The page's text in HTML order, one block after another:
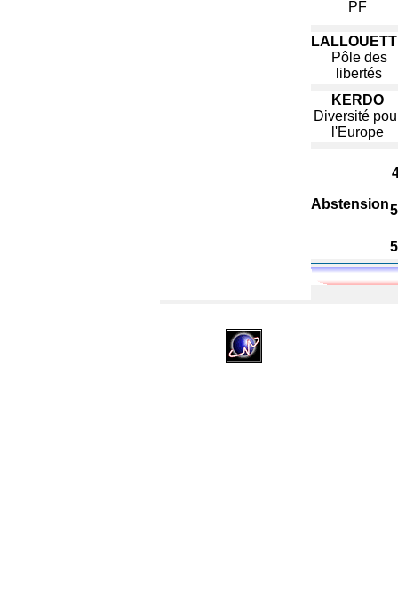
PF
Pôle des
libertés
KERDO
Diversité
l'Europe
A bstension